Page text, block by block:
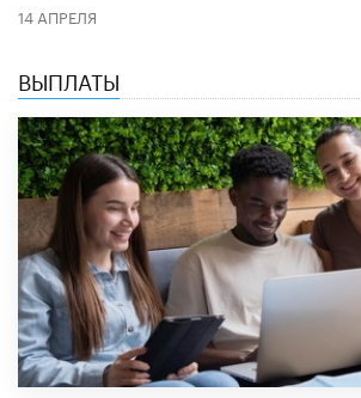
14 АПРЕЛЯ
ВЫПЛАТЫ